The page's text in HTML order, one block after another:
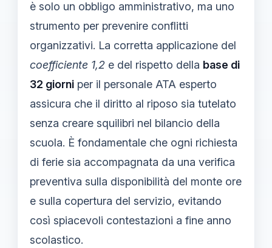
è solo un obbligo amministrativo, ma uno
strumento per prevenire conflitti
organizzativi. La corretta applicazione del
coefficiente 1,2 e del rispetto della base di
32 giorni per il personale ATA esperto
assicura che il diritto al riposo sia tutelato
senza creare squilibri nel bilancio della
scuola. È fondamentale che ogni richiesta
di ferie sia accompagnata da una verifica
preventiva sulla disponibilità del monte ore
e sulla copertura del servizio, evitando
così spiacevoli contestazioni a fine anno
scolastico.